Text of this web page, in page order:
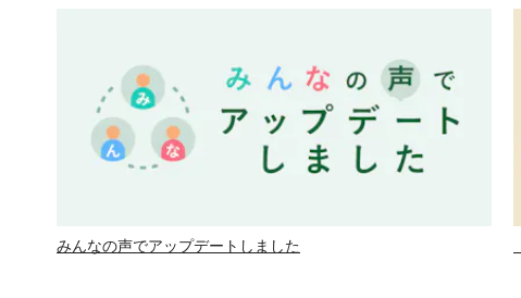
みんなの声でアップデートしました